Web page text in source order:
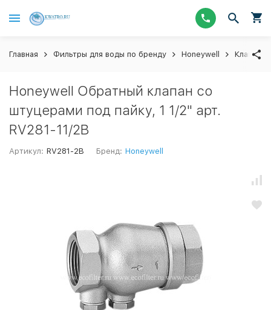
Главная Фильтры для воды по бренду Honeywell Клапаны
Honeywell Обратный клапан со
штуцерами под пайку, 1 1/2" арт.
RV281-11/2B
Артикул: RV281-2B Бренд: Honeywell